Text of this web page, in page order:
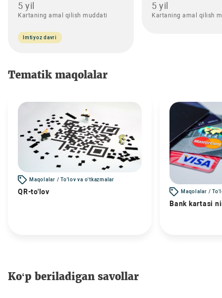
5 yil
Kartaning amal qilish muddati
Imtiyoz davri
5 yil
Kartaning amal qilish
Tematik maqolalar
Maqolalar / To'lov va o'tkazmalar
QR-to'lov Maqolalar /
Bank kartasi
Ko‘p beriladigan savollar